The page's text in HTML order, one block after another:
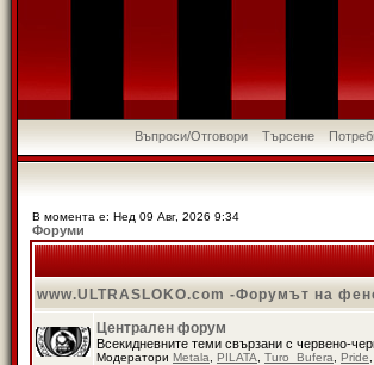
Въпроси/Отговори Търсене
В момента е: Нед 09 Авг, 2026 9:34
Форуми
www.ULTRASLOKO.com -Форумът на
Централен форум
Всекидневните теми свързани с червено-
Модератори Metala PILATA Turo_Bufera Pride